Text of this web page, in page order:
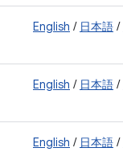
English / 日本語 /
English / 日本語 /
English / 日本語 /